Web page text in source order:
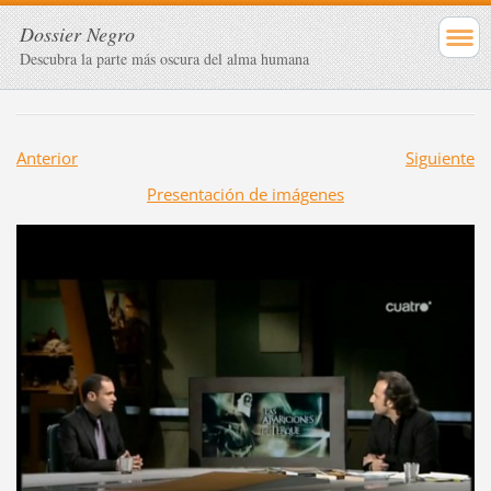
Dossier Negro
Descubra la parte más oscura del alma humana
Anterior
Siguiente
Presentación de imágenes